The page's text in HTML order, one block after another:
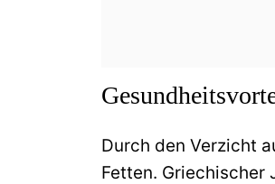
Durch den Verzicht
Fetten.